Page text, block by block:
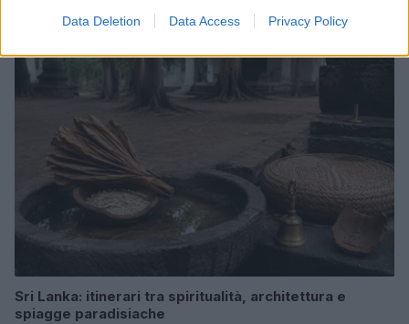
Data Deletion Data Access Privacy Policy
Sri Lanka: itinerari tra spiritualità, architettura e
spiagge paradisiache